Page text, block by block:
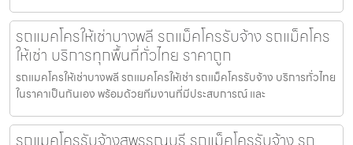
รถแมคโครให้เช่าบางพลี รถแม็คโครรับจ้าง รถแม็คโคร
ให้เช่า บริการทุกพื้นที่ทั่วไทย ราคาถูก
รถแมคโครให้เช่าบางพลี รถแมคโครให้เช่า รถแม็คโครรับจ้าง บริการทั่วไทย
ในราคาเป็นกันเอง พร้อมด้วยทีมงานที่มีประสบการณ์ และ